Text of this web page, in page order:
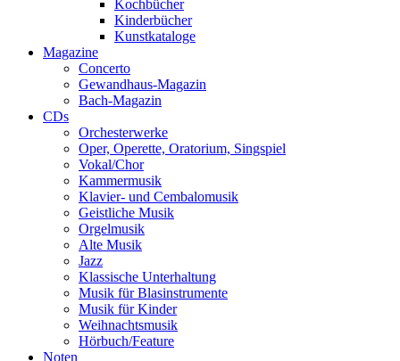
Kochbücher
Kinderbücher
Kunstkataloge
Magazine
Concerto
Gewandhaus-Magazin
Bach-Magazin
CDs
Orchesterwerke
Oper, Operette, Oratorium, Singspiel
Vokal/Chor
Kammermusik
Klavier- und Cembalomusik
Geistliche Musik
Orgelmusik
Alte Musik
Jazz
Klassische Unterhaltung
Musik für Blasinstrumente
Musik für Kinder
Weihnachtsmusik
Hörbuch/Feature
Noten